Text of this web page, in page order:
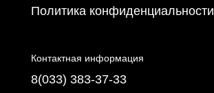
Политика конфиденциальности
Контактная информация
8(033) 383-37-33